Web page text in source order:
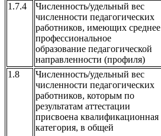
1.7.4
Численность/удельный вес
численности педагогических
работников, имеющих среднее
профессиональное
образование педагогической
направленности (профиля)
1.8
Численность/удельный вес
численности педагогических
работников, которым по
результатам аттестации
присвоена квалификационная
категория, в общей